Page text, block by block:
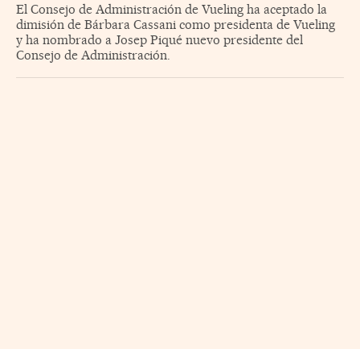
El Consejo de Administración de Vueling ha aceptado la
dimisión de Bárbara Cassani como presidenta de Vueling
y ha nombrado a Josep Piqué nuevo presidente del
Consejo de Administración.